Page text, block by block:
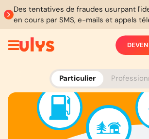
Des tentatives de fraudes usurpant
en cours par SMS, e-mails et appels
Particulier